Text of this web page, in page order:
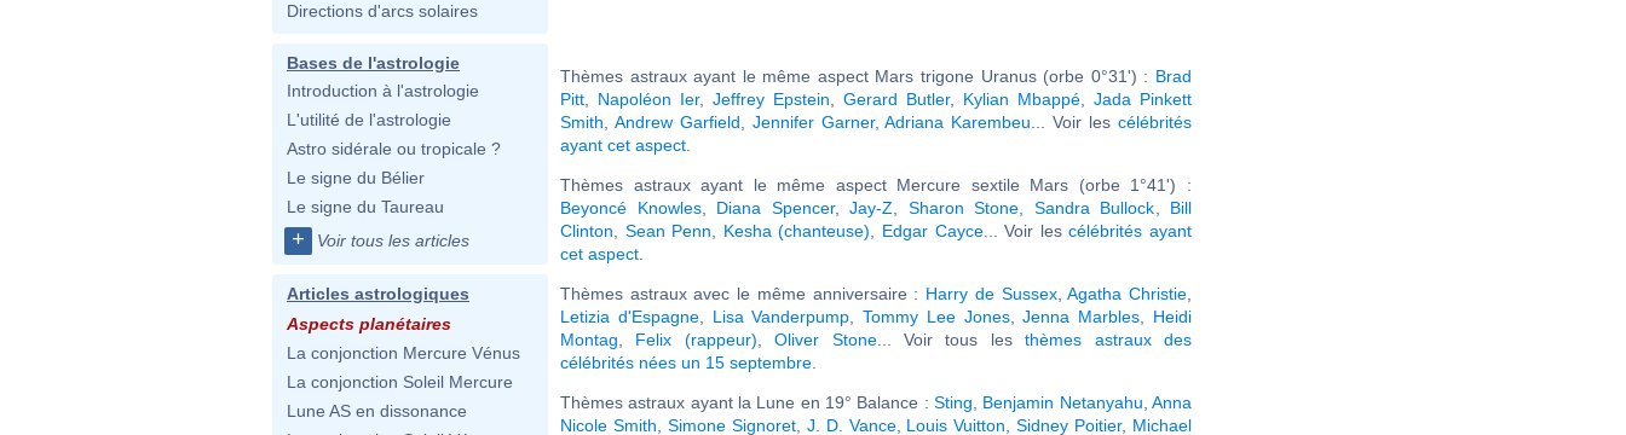
Directions d'arcs solaires
Bases de l'astrologie
Introduction à l'astrologie
L'utilité de l'astrologie
Astro sidérale ou tropicale ?
Le signe du Bélier
Le signe du Taureau
+ Voir tous les articles
Articles astrologiques
Aspects planétaires
La conjonction Mercure Vénus
La conjonction Soleil Mercure
Lune AS en dissonance
Thèmes astraux ayant le même aspect Mars trigone Uranus (orbe 0°31') : Brad
Pitt
Napoléon Ier, Jeffrey Epstein Gerard Butler, Kylian Mbappé
Jada Pinkett
Smith
Andrew Garfield Jennifer Garner,Adriana Karembeu ... Voir lescélébrités
ayant cet aspect
Thèmes astraux ayant le même aspect Mercure sextile Mars (orbe 1°41') :
Beyoncé Knowles, Diana Spencer,Jay-Z Sharon Stone Sandra Bullock
Bill
Clinton
Sean Penn Kesha (chanteuse) Edgar Cayce... Voir lescélébrités ayant
cet aspect
Thèmes astraux avec le même anniversaire : Harry de Sussex,Agatha Christie
Letizia d'Espagne, Lisa Vanderpump ,Tommy Lee Jones,Jenna Marbles
Heidi
Montag
Felix (rappeur) ,Oliver Stone... Voir tous lesthèmes astraux des
célébrités nées un 15 septembre
Thèmes astraux ayant la Lune en 19° Balance : Sting Benjamin Netanyahu ,Anna
Nicole Smith
Simone Signoret, J. D. Vance, Louis Vuitton ,Sidney Poitier, Michael